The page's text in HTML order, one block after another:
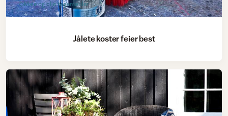
Male og olje hagemøbler
Jålete koster feier best